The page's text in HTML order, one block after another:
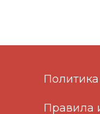
Правила